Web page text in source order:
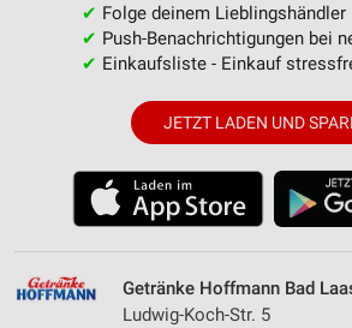
✔ Folge deinem Lieblingshändler
✔ Push-Benachrichtigungen bei
✔ Einkaufsliste - Einkauf
JETZT LADEN UND
Getränke Hoffmann Bad
Ludwig-Koch-Str. 5